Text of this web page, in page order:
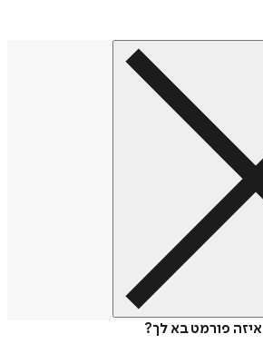
איזה פורמט בא לך?